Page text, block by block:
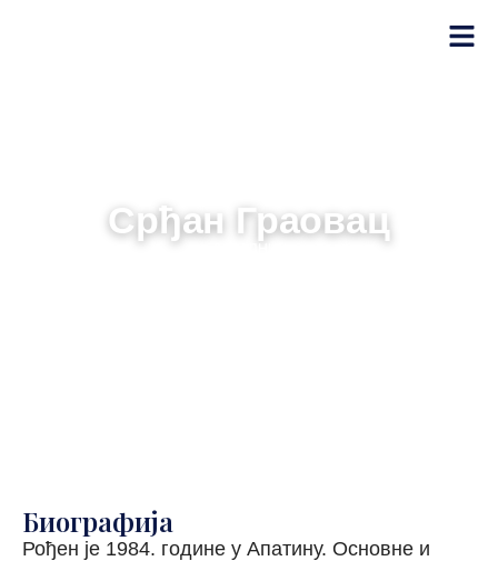
Срђан Граовац
Биографија
Рођен је 1984. године у Апатину. Основне и